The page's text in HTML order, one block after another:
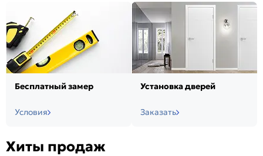
Бесплатный замер
Условия
Установка дверей
Заказать
Хиты продаж